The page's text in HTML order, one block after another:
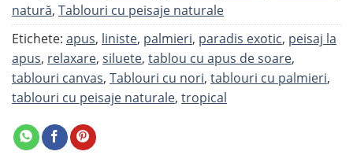
natură, Tablouri cu peisaje naturale
Etichete: apus, liniste, palmieri, paradis exotic, peisaj la
apus, relaxare, siluete, tablou cu apus de soare,
tablouri canvas, Tablouri cu nori, tablouri cu palmieri,
tablouri cu peisaje naturale, tropical